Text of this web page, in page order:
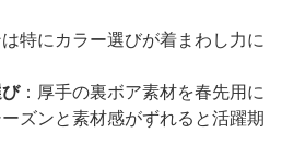
特にカラー選びが着まわし力に
：厚手の裏ボア素材を春先用に
ズンと素材感がずれると活躍期